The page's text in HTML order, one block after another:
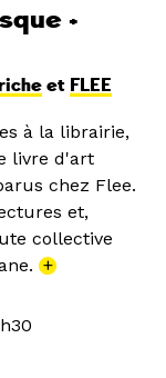
+
et FLEE
à la librairie,
livre d'art
chez Flee.
et,
collective
+